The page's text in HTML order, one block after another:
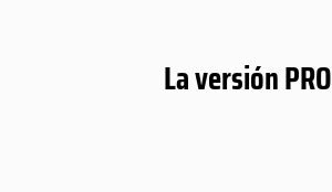
La versión PRO